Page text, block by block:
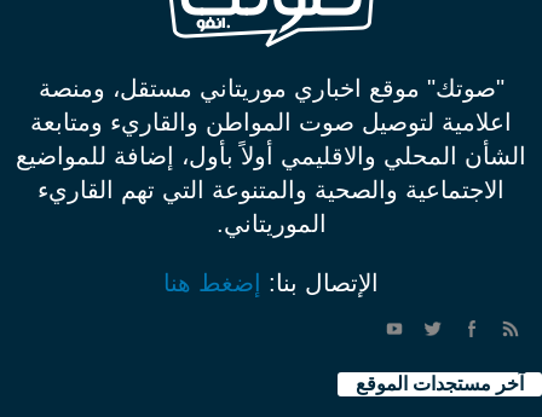
"صوتك" موقع اخباري موريتاني مستقل، ومنصة
اعلامية لتوصيل صوت المواطن والقاريء ومتابعة
الشأن المحلي والاقليمي أولاً بأول، إضافة للمواضيع
الاجتماعية والصحية والمتنوعة التي تهم القاريء
الموريتاني.
الإتصال بنا: إضغط هنا
آخر مستجدات الموقع